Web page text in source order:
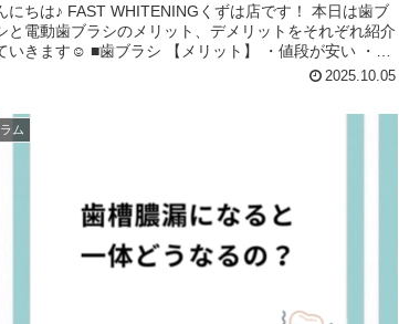
にちは♪ FAST WHITENINGくずは店です！ 本日は歯ブ
と電動歯ブラシのメリット、デメリットをそれぞれ紹介
☺️ ■歯ブラシ 【メリット】 ・値段が安い ・
2025.10.05
ム